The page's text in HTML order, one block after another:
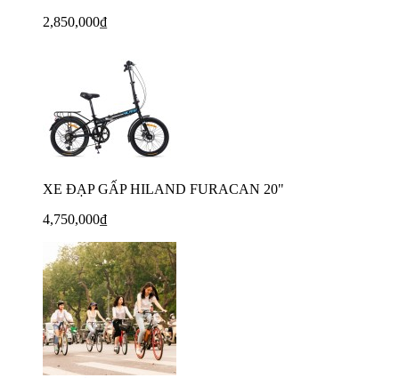
2,850,000₫
XE ĐẠP GẤP HILAND FURACAN 20"
4,750,000₫